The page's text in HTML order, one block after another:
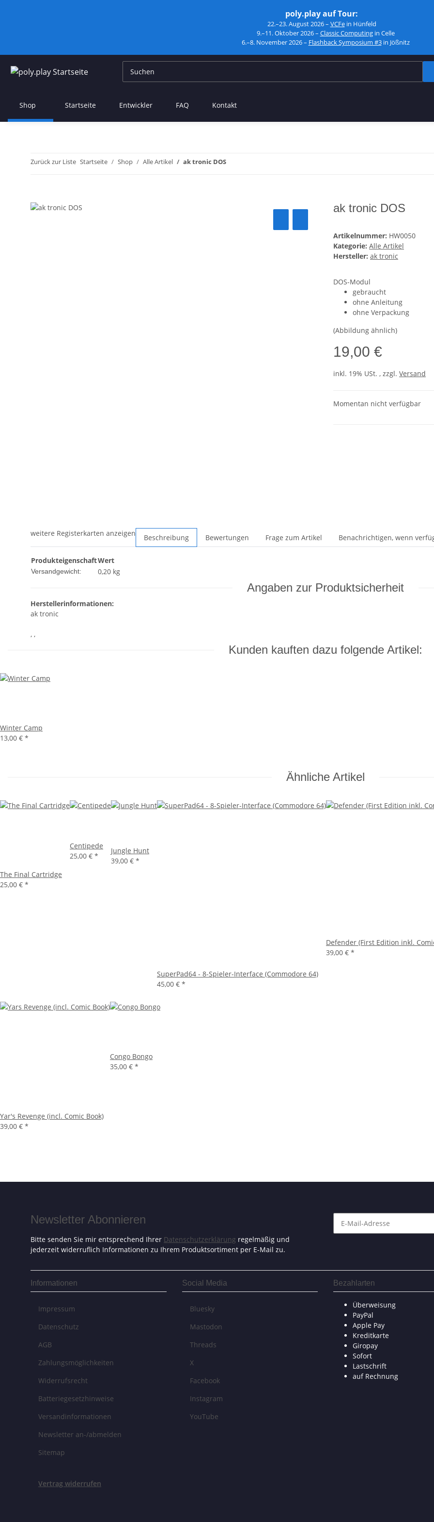
poly.play auf Tour:
22.–23. August 2026 – VCFein Hünfeld
9.–11. Oktober 2026 – Classic Computingin Celle
6.–8. November 2026 – Flashback Symposium #3in Jößnitz
Shop Startseite Entwickler FAQ Kontakt
Zurück zur Liste Startseite Shop Alle Artikel ak tronic DOS
ak tronic DOS
Artikelnummer: HW0050
Kategorie: Alle Artikel
Hersteller: ak tronic
DOS-Modul
gebraucht
ohne Anleitung
ohne Verpackung
(Abbildung ähnlich)
19,00 €
inkl. 19% USt. , zzgl. Versand
Momentan nicht verfügbar
weitere Registerkarten anzeigen Beschreibung Bewertungen Frage zum Artikel Benachrichtigen, wenn
ProdukteigenschaftWert
Versandgewicht: 0,20 kg
Angaben zur Produktsicherheit
Herstellerinformationen:
ak tronic
, ,
Kunden kauften dazu folgende Artikel:
Winter Camp
13,00 € *
Ähnliche Artikel
The Final Cartridge
25,00 € *
Centipede
25,00 € *
Jungle Hunt
39,00 € *
SuperPad64 - 8-Spieler-Interface (Commodore 64)
45,00 € *
Defender (First Edition inkl.
39,00 € *
Yar's Revenge (incl. Comic Book)
39,00 € *
Congo Bongo
35,00 € *
Newsletter Abonnieren
Bitte senden Sie mir entsprechend Ihrer Datenschutzerklärung regelmäßig und
jederzeit widerruflich Informationen zu Ihrem Produktsortiment per E-Mail zu.
Informationen
Impressum
Datenschutz
AGB
Zahlungsmöglichkeiten
Widerrufsrecht
Batteriegesetzhinweise
Versandinformationen
Newsletter an-/abmelden
Sitemap
Social Media
Bluesky
Mastodon
Threads
X
Facebook
Instagram
YouTube
Bezahlarten
Überweisung
PayPal
Apple Pay
Kreditkarte
Giropay
Sofort
Lastschrift
auf Rechnung
Vertrag widerrufen